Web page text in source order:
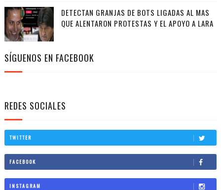
DETECTAN GRANJAS DE BOTS LIGADAS AL MAS
QUE ALENTARON PROTESTAS Y EL APOYO A LARA
SÍGUENOS EN FACEBOOK
REDES SOCIALES
TWITTER
FACEBOOK
INSTAGRAM